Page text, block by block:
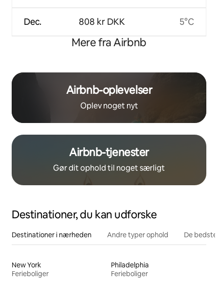
Dec. 808 kr DKK 5°C
Mere fra Airbnb
Airbnb-oplevelser
Oplev noget nyt
Airbnb-tjenester
Gør dit ophold til noget særligt
Destinationer, du kan udforske
Destinationer i nærheden Andre typer ophold De
New York
Ferieboliger
Philadelphia
Ferieboliger